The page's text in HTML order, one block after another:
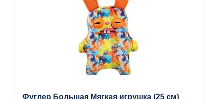
Фуглер Большая Мягкая игрушка (25 см)